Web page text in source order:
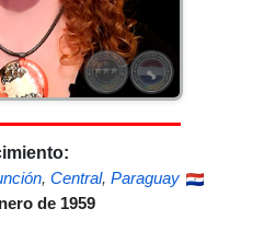
, Central, Paraguay
de 1959